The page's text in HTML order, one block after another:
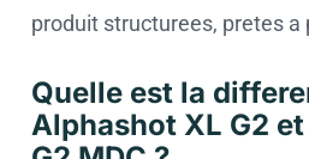
produit structurees, pretes a
Quelle est la
Alphashot XL G2